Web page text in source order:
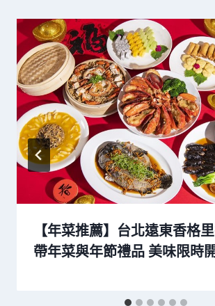
【年菜推薦】台北遠東香格
帶年菜與年節禮品 美味限時